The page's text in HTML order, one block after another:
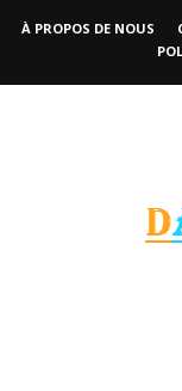
À PROPOS DE NOUS